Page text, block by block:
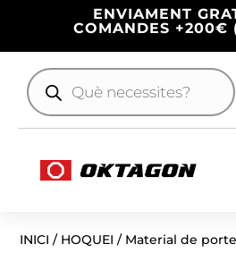
ENVIAMENT
COMANDES +200€
Products
search
INICI / HOQUEI / Material de